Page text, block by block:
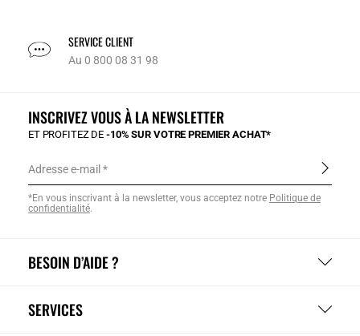
SERVICE CLIENT
Au 0 800 08 31 98
BESOIN D’AIDE ?
SERVICES
INSCRIVEZ VOUS À LA NEWSLETTER
ET PROFITEZ DE-10% SUR VOTRE PREMIER ACHAT*
Adresse e-mail
*En vous inscrivant à la newsletter, vous acceptez notre Politique de
confidentialité.